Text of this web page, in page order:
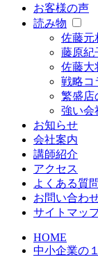
お客様の声
読み物
佐藤元
藤原紀
佐藤大
戦略コ
繁盛店
強い会
お知らせ
会社案内
講師紹介
アクセス
よくある質問
お問い合わ
サイトマッ
HOME
中小企業の